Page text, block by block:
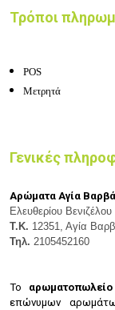
Τρόποι
POS
Μετρητά
Γενικές
Αρώματα Αγία
Ελευθερίου
Τ.Κ. 12351, Αγία
Τηλ. 2105452160
Το
επώνυμων